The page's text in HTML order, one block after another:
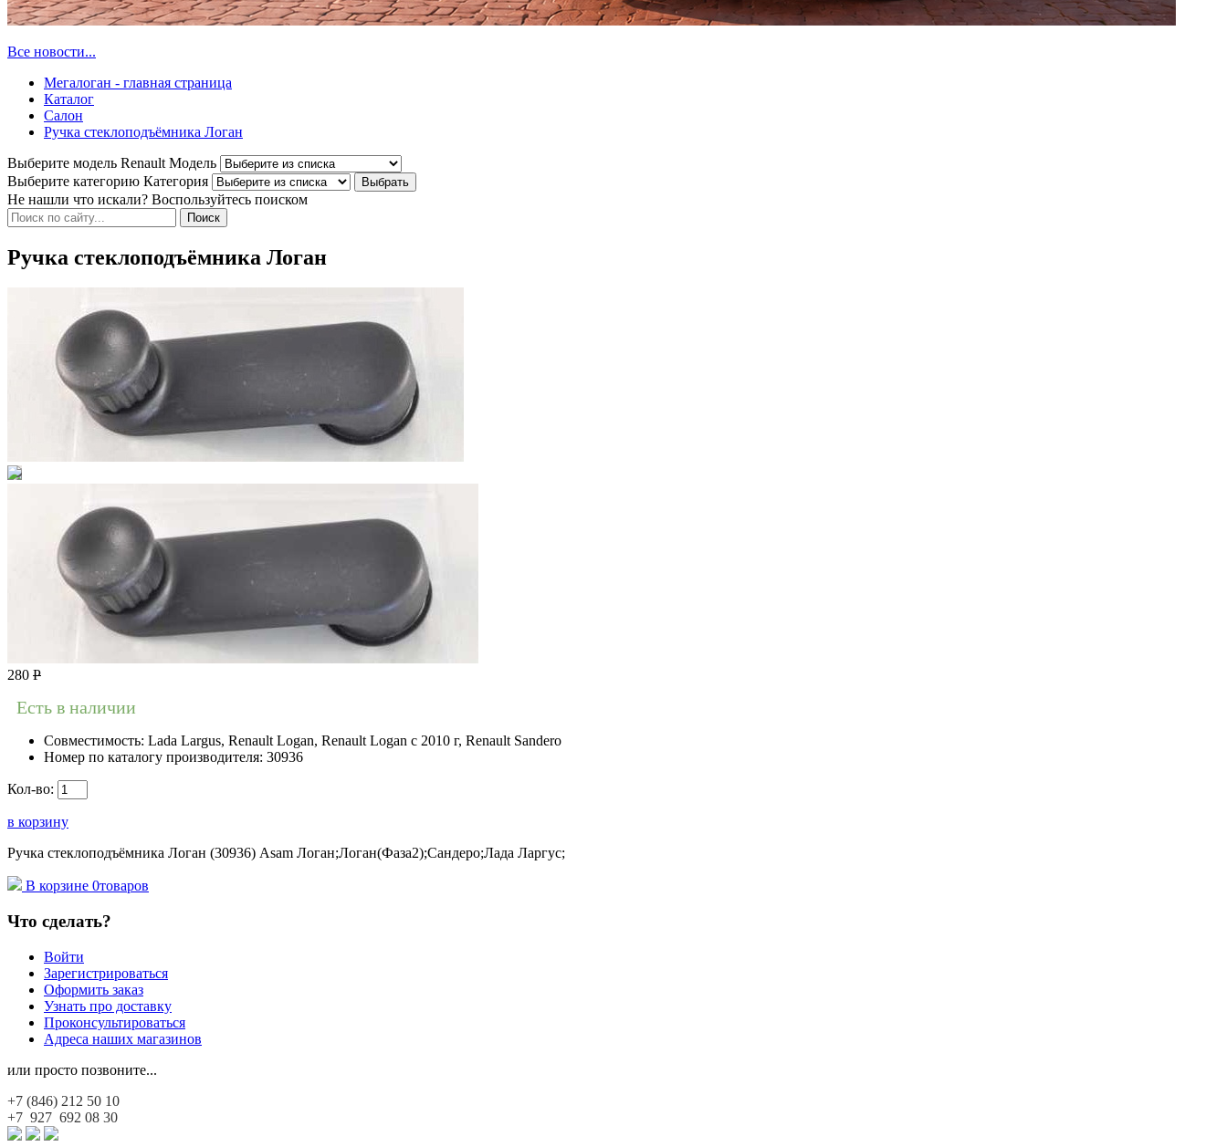
Все новости...
Мегалоган - главная страница
Каталог
Салон
Ручка стеклоподъёмника Логан
Выберите модель Renault Модель
Выберите категорию Категория
Не нашли что искали? Воспользуйтесь поиском
Ручка стеклоподъёмника Логан
280 Р
Есть в наличии
Совместимость: Lada Largus, Renault Logan, Renault Logan c 2010 г, Renault Sandero
Номер по каталогу производителя: 30936
Кол-во:
в корзину
Ручка стеклоподъёмника Логан (30936) Asam Логан;Логан(Фаза2);Сандеро;Лада Ларгус;
В корзине 0товаров
Что сделать?
Войти
Зарегистрироваться
Оформить заказ
Узнать про доставку
Проконсультироваться
Адреса наших магазинов
или просто позвоните...
+7 (846) 212 50 10
+7 927 692 08 30